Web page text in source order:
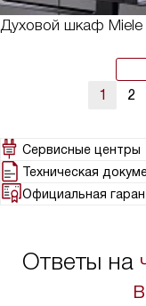
Духовой шкаф Miele
1 2
Сервисные центры
Техническая
Официальная
Ответы на